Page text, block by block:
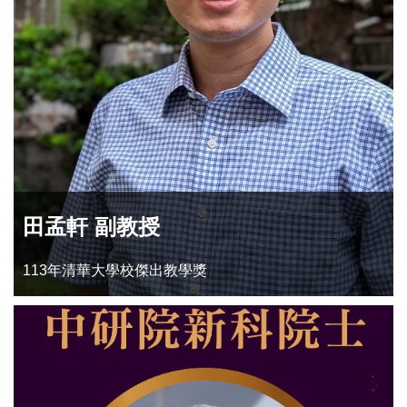
田孟軒 副教授
113年清華大學校傑出教學獎